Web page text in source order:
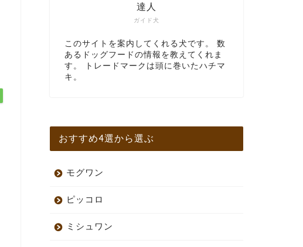
ガイド犬
達人
このサイトを案内してくれる犬です。 数
あるドッグフードの情報を教えてくれま
す。 トレードマークは頭に巻いたハチマ
キ。
おすすめ4選から選ぶ
モグワン
ピッコロ
ミシュワン